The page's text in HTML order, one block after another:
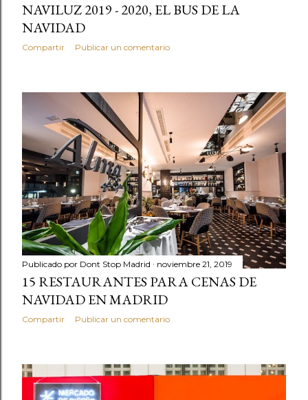
NAVILUZ 2019 - 2020, EL BUS DE LA
NAVIDAD
Compartir Publicar un comentario
Publicado por Dont Stop Madrid noviembre 21, 2019
15 RESTAURANTES PARA CENAS DE
NAVIDAD EN MADRID
Compartir Publicar un comentario